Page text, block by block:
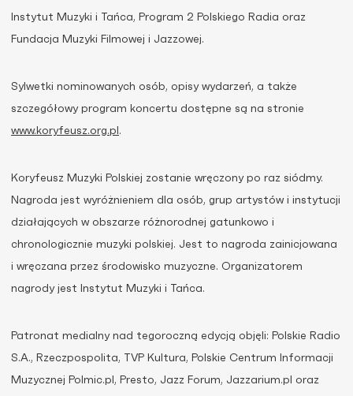
Instytut Muzyki i Tańca, Program 2 Polskiego Radia oraz
Fundacja Muzyki Filmowej i Jazzowej.
Sylwetki nominowanych osób, opisy wydarzeń, a także
szczegółowy program koncertu dostępne są na stronie
www.koryfeusz.org.pl .
Koryfeusz Muzyki Polskiej zostanie wręczony po raz siódmy.
Nagroda jest wyróżnieniem dla osób, grup artystów i instytucji
działających w obszarze różnorodnej gatunkowo i
chronologicznie muzyki polskiej. Jest to nagroda zainicjowana
i wręczana przez środowisko muzyczne. Organizatorem
nagrody jest Instytut Muzyki i Tańca.
Patronat medialny nad tegoroczną edycją objęli: Polskie Radio
S.A., Rzeczpospolita, TVP Kultura, Polskie Centrum Informacji
Muzycznej Polmic.pl, Presto, Jazz Forum, Jazzarium.pl oraz